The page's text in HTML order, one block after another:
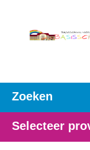
Zoeken
Selecteer